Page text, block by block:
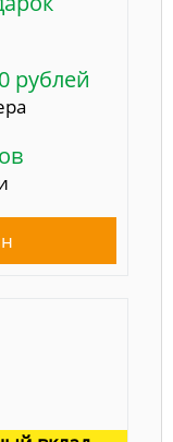
рублей